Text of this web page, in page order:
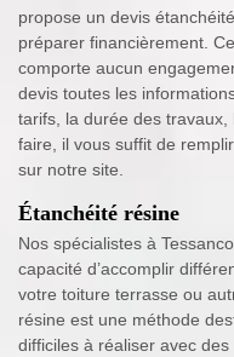
propose un devis
préparer financièrement.
comporte aucun
devis toutes les
tarifs, la durée des
faire, il vous suffit de
sur notre site.
Étanchéité résine
Nos spécialistes à
capacité d’accomplir
votre toiture terrasse ou
résine est une méthode
difficiles à réaliser avec